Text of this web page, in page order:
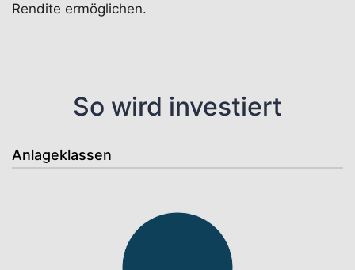
Rendite ermöglichen.
So wird investiert
Anlageklassen